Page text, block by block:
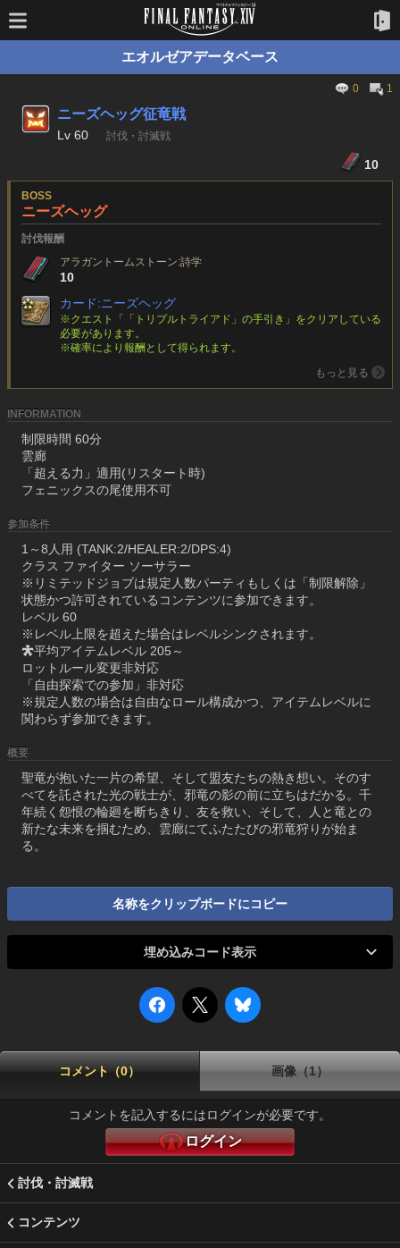
エオルゼアデータベース
0 1
ニーズヘッグ征竜戦
Lv 60 討伐・討滅戦
10
BOSS
ニーズヘッグ
討伐報酬
アラガントームストーン:詩学
10
カード:ニーズヘッグ
※クエスト「「トリプルトライアド」の手引き」をクリアしている
必要があります。
※確率により報酬として得られます。
もっと見る
INFORMATION
制限時間 60分
雲廊
「超える力」適用(リスタート時)
フェニックスの尾使用不可
参加条件
1～8人用 (TANK:2/HEALER:2/DPS:4)
クラス ファイター ソーサラー
※リミテッドジョブは規定人数パーティもしくは「制限解除」
状態かつ許可されているコンテンツに参加できます。
レベル 60
※レベル上限を超えた場合はレベルシンクされます。
平均アイテムレベル 205～
ロットルール変更非対応
「自由探索での参加」非対応
※規定人数の場合は自由なロール構成かつ、アイテムレベルに
関わらず参加できます。
概要
聖竜が抱いた一片の希望、そして盟友たちの熱き想い。そのす
べてを託された光の戦士が、邪竜の影の前に立ちはだかる。千
年続く怨恨の輪廻を断ちきり、友を救い、そして、人と竜との
新たな未来を掴むため、雲廊にてふたたびの邪竜狩りが始ま
る。
名称をクリップボードにコピー
埋め込みコード表示
コメント（0） 画像（1）
コメントを記入するにはログインが必要です。
ログイン
討伐・討滅戦
コンテンツ